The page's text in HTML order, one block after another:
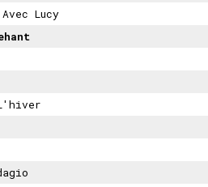
Lucy